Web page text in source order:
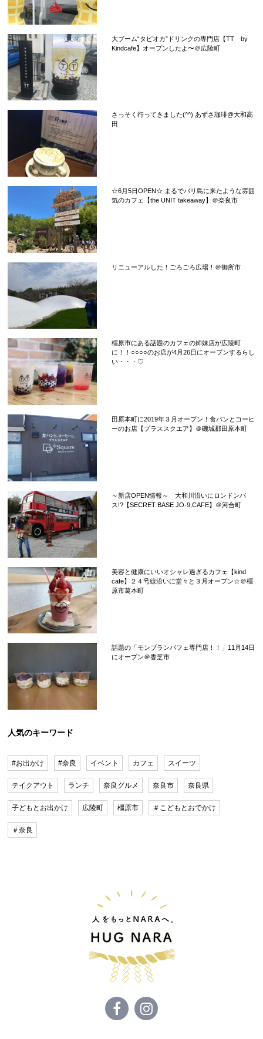
大ブーム“タピオカ”ドリンクの専門店【TT by
Kindcafe】オープンしたよ〜＠広陵町
さっそく行ってきました(^^) あずさ珈琲@大和高
田
☆6月5日OPEN☆ まるでバリ島に来たような雰囲
気のカフェ【the UNIT takeaway】＠奈良市
リニューアルした！ごろごろ広場！＠御所市
橿原市にある話題のカフェの姉妹店が広陵町
に！！○○○○のお店が4月26日にオープンするらし
い・・・♡
田原本町に2019年３月オープン！食パンとコーヒ
ーのお店【プラススクエア】＠磯城郡田原本町
～新店OPEN情報～ 大和川沿いにロンドンバ
ス!?【SECRET BASE JO-9,CAFE】＠河合町
美容と健康にいいオシャレ過ぎるカフェ【kind
cafe】２４号線沿いに堂々と３月オープン☆＠橿
原市葛本町
話題の「モンブランパフェ専門店！！」11月14日
にオープン＠香芝市
人気のキーワード
#お出かけ #奈良 イベント カフェ スイーツ
テイクアウト ランチ 奈良グルメ 奈良市 奈良県
子どもとお出かけ 広陵町 橿原市 ＃こどもとおでかけ
＃奈良